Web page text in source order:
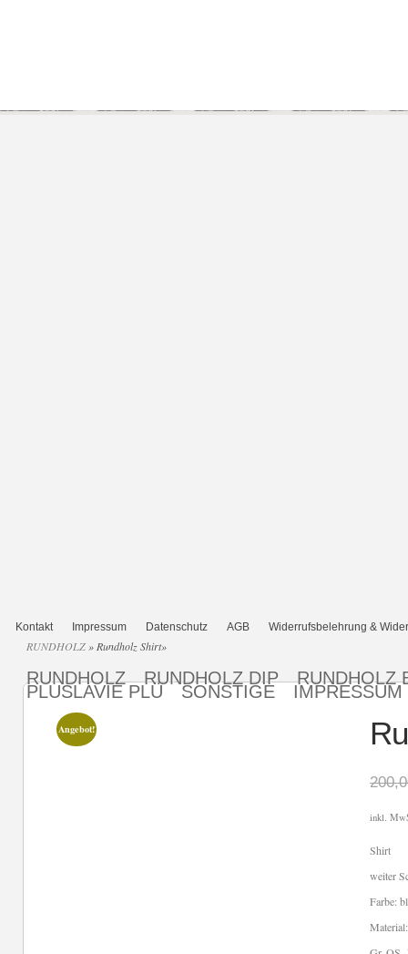
Kontakt Impressum Datenschutz AGB Widerrufsbelehrung &
RUNDHOLZ RUNDHOLZ DIP RUNDHOLZ
PLUSLAVIE PLÜ SONSTIGE IMPRESSUM
RUNDHOLZ »Rundholz Shirt»
Angebot!
inkl.
Shirt
weiter
Farbe: